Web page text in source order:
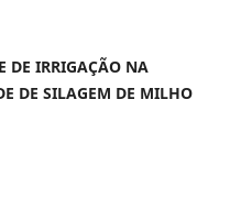
DE IRRIGAÇÃO NA
DE SILAGEM DE MILHO